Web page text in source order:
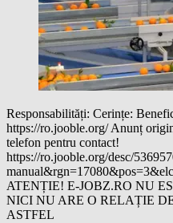
Responsabilități: Cerințe:
https://ro.jooble.org/ Anunț
telefon pentru contact!
https://ro.jooble.org/desc/
ATENȚIE! E-JOBZ.RO NU
NICI NU ARE O RELAȚIE
ASTFEL